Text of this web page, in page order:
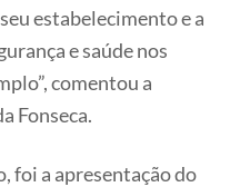
estabelecimento e a
e saúde nos
comentou a
Fonseca.
foi a apresentação do